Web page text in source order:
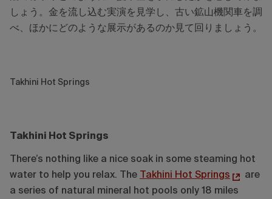
しょう。金を流し込む実演を見学し、古い鉱山機関車を調
べ、ほかにどのような展示があるのか見て回りましょう。
Takhini Hot Springs
Takhini Hot Springs
There’s nothing like a nice soak in some steaming hot
water to help you relax. The
Takhini Hot Springs
are
a series of natural mineral hot pools only 18 miles